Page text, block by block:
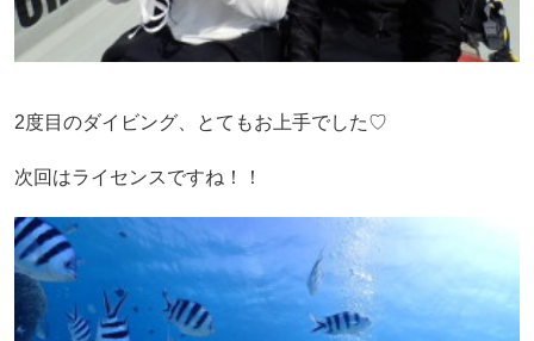
2度目のダイビング、とてもお上手でした♡
次回はライセンスですね！！